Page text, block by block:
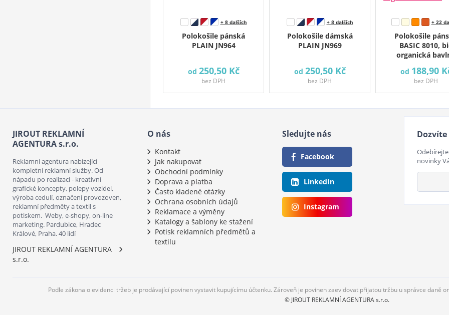
Polokošile pánská
PLAIN JN964
+ 8 dalších
od 250,50 Kč
bez DPH
Polokošile dámská
PLAIN JN969
+ 8 dalších
od 250,50 Kč
bez DPH
Polokošile
BASIC 8010,
organická
+ 22
od 188,90
bez DPH
JIROUT REKLAMNÍ
AGENTURA s.r.o.
Reklamní agentura nabízející
kompletní reklamní služby. Od
nápadu po realizaci - kreativní
grafické koncepty, polepy vozidel,
výroba cedulí, označení provozoven,
reklamní předměty a textil s
potiskem. Weby, e-shopy, on-line
marketing. Pardubice, Hradec
Králové, Praha. 40 lidí
JIROUT REKLAMNÍ AGENTURA
s.r.o.
O nás
Kontakt
Jak nakupovat
Obchodní podmínky
Doprava a platba
Často kladené otázky
Ochrana osobních údajů
Reklamace a výměny
Katalogy a šablony ke stažení
Potisk reklamních předmětů a
textilu
Sledujte nás
Facebook
LinkedIn
Instagram
novinky
Podle zákona o evidenci tržeb je prodávající povinen vystavit kupujícímu účtenku. Zároveň je povinen zaevidovat přijatou tržbu u správce daně
© JIROUT REKLAMNÍ AGENTURA s.r.o.